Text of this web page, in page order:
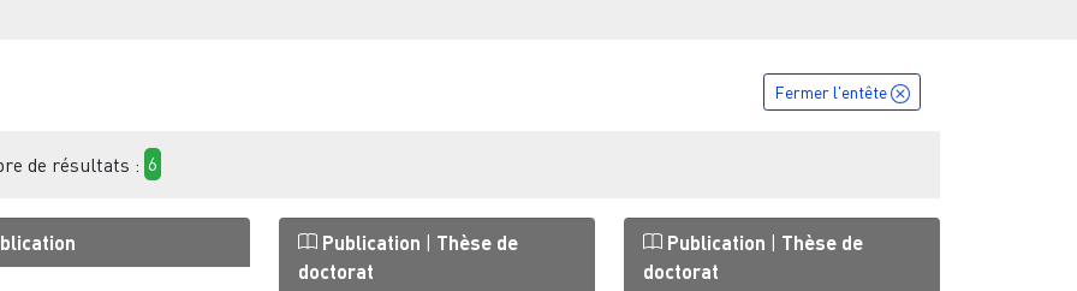
Fermer l'entête
de résultats : 6
Publication | Thèse de
doctorat
Publication | Thèse de
doctorat